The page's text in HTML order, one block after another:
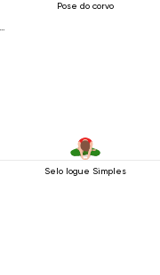
Pose do corvo
Selo Iogue Simples